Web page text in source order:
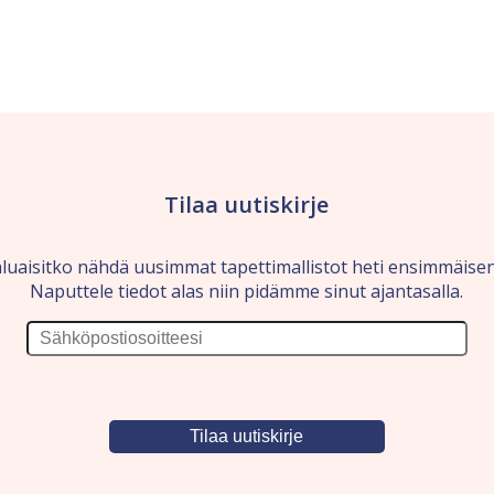
Tilaa uutiskirje
nähdä uusimmat tapettimallistot heti
Naputtele tiedot alas niin pidämme sinut ajantasalla.